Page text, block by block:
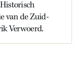
van de Zuid-
Verwoerd.